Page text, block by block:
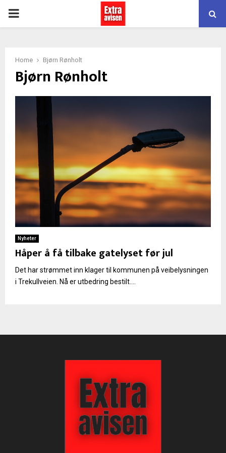
PRIMARY
Home Bjørn Rønholt
Bjørn Rønholt
Nyheter
Håper å få tilbake gatelyset før jul
Det har strømmet inn klager til kommunen på veibelysningen
i Trekullveien. Nå er utbedring bestilt....